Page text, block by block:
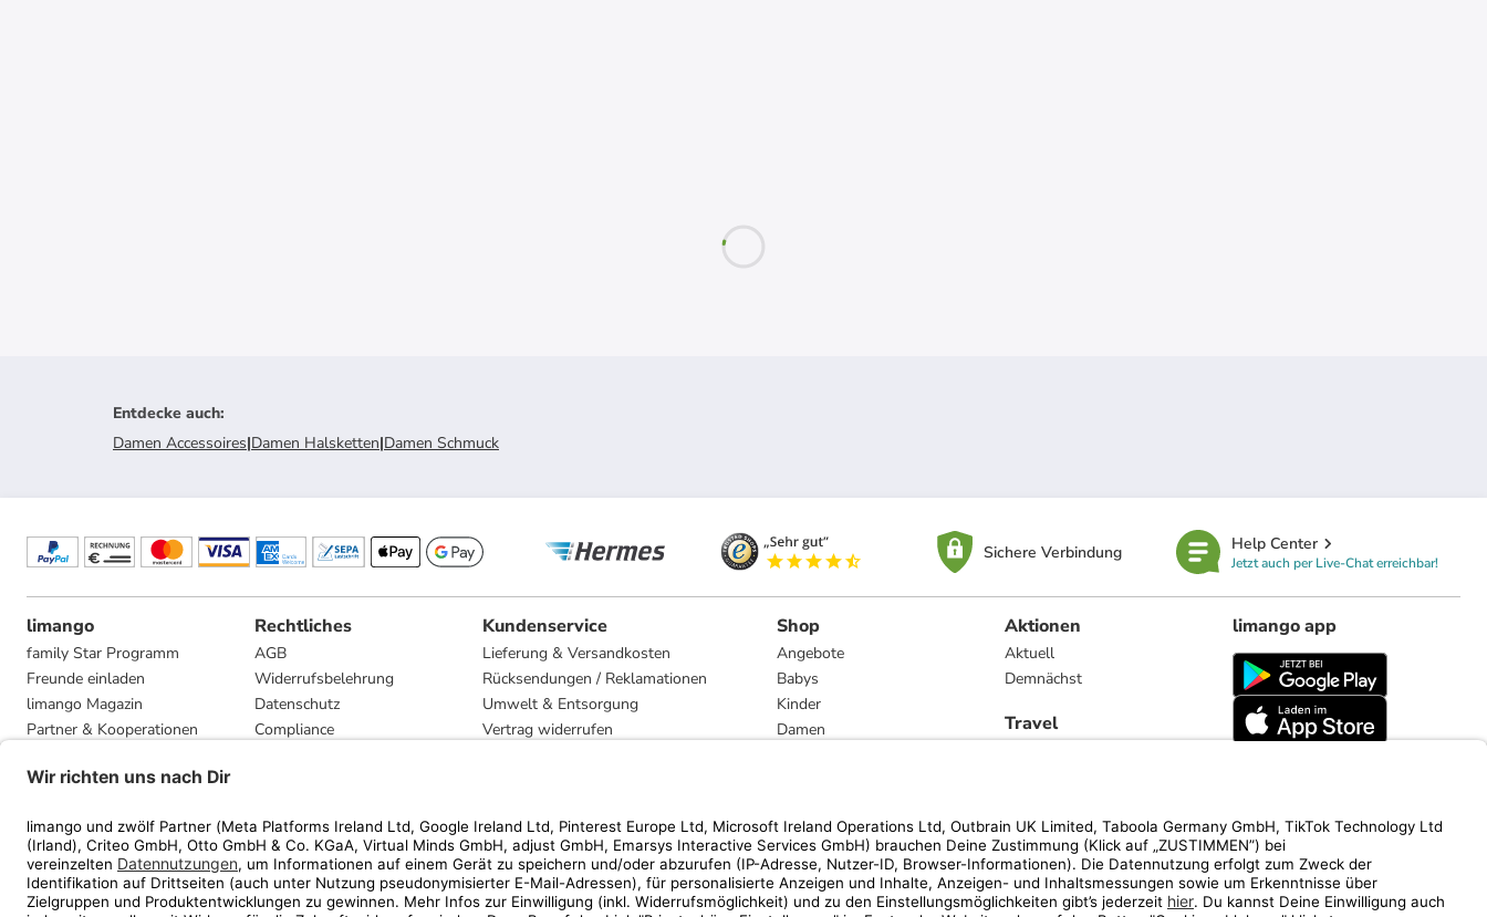
Entdecke auch:
Damen Accessoires|Damen Halsketten|Damen Schmuck
Sichere Verbindung Help Center
Jetzt auch per Live-Chat erreichbar!
limango
family Star Programm
Freunde einladen
limango Magazin
Partner & Kooperationen
Presse
Rechtliches
AGB
Widerrufsbelehrung
Datenschutz
Compliance
Kundenservice
Lieferung & Versandkosten
Rücksendungen / Reklamationen
Umwelt & Entsorgung
Vertrag widerrufen
Shop
Angebote
Babys
Kinder
Damen
Marken
Aktionen
Aktuell
Demnächst
Travel
limango app
limango.nl limango.pl